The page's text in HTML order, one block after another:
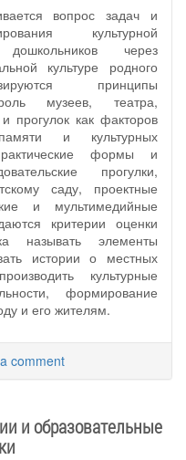
вопрос задач и
культурной
через
культуре родного
принципы
музеев, театра,
прогулок как факторов
и культурных
формы и
прогулки,
саду, проектные
и мультимедийные
критерии оценки
называть элементы
истории о местных
культурные
формирование
и его жителям.
comment
и образовательные